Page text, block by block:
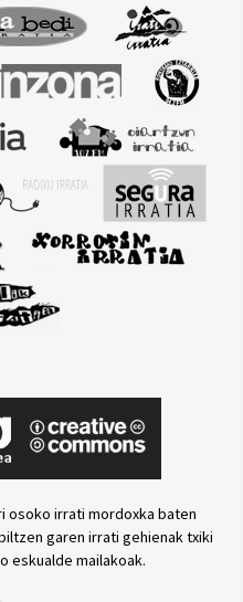
osoko irrati mordoxka baten
garen irrati gehienak txiki
eskualde mailakoak.